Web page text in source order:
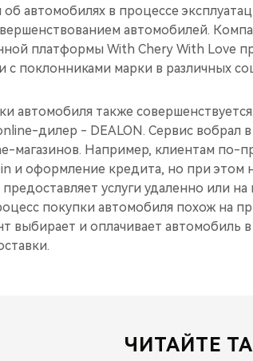
об автомобилях в процессе
автомобилей.
платформы With Chery With Love
с поклонниками марки в различных
автомобиля также
дилер - DEALON. Сервис вобрал в
магазинов. Например, клиентам по-
и оформление кредита, но при этом
предоставляет услуги удаленно или
покупки автомобиля похож на
выбирает и оплачивает автомобиль
ЧИТАЙТЕ